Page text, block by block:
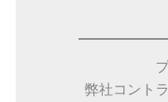
弊社コント